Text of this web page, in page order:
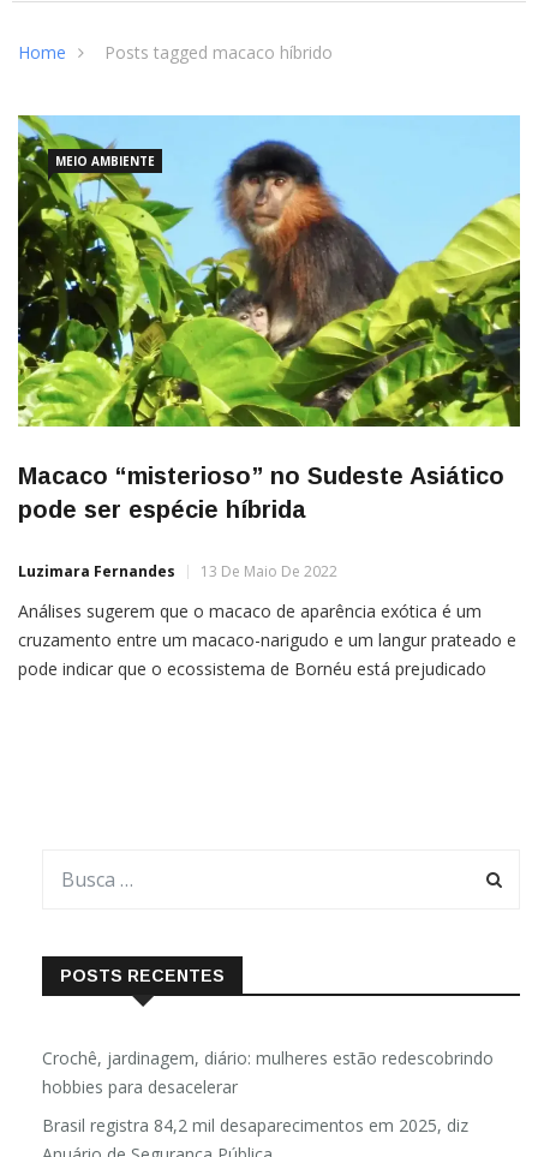
Home Posts tagged macaco híbrido
MEIO AMBIENTE
Macaco “misterioso” no Sudeste Asiático
pode ser espécie híbrida
Luzimara Fernandes 13 De Maio De 2022
Análises sugerem que o macaco de aparência exótica é um
cruzamento entre um macaco-narigudo e um langur prateado e
pode indicar que o ecossistema de Bornéu está prejudicado
POSTS RECENTES
Crochê, jardinagem, diário: mulheres estão redescobrindo
hobbies para desacelerar
Brasil registra 84,2 mil desaparecimentos em 2025, diz